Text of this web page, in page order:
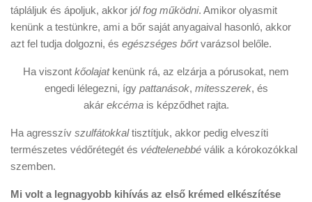
tápláljuk és ápoljuk, akkor jól fog működni. Amikor olyasmit
kenünk a testünkre, ami a bőr saját anyagaival hasonló, akkor
azt fel tudja dolgozni, és egészséges bőrtvarázsol belőle.
Ha viszont kőolajat kenünk rá, az elzárja a pórusokat, nem
engedi lélegezni, így pattanások, mitesszerek, és
akár ekcéma is képződhet rajta.
Ha agresszív szulfátokkaltisztítjuk, akkor pedig elveszíti
természetes védőrétegét és védtelenebbé válik a kórokozókkal
szemben.
Mi volt a legnagyobb kihívás az első krémed elkészítése